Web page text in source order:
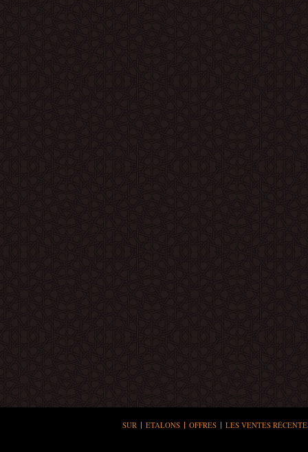
SUR ETALONS OFFRES LES VENTES